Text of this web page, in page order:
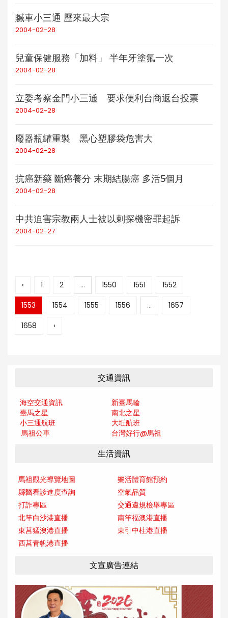
贓車小三通 歷來最大宗
2004-02-28
兒童保健服務「加料」 半年牙塗氟一次
2004-02-28
立委考察金門小三通 要求便利台商返台投票
2004-02-28
廢器瓶罐重製 黑心塑膠袋危害大
2004-02-28
抗癌新藥 斷癌養分 末期結腸癌 多活5個月
2004-02-28
中共迫害宗教兩人士被以剌探機密罪起訴
2004-02-27
‹ 1 2 ... 1550 1551
1552
1553
1554 1555 1556 ...
1657
1658
›
交通資訊
海空交通資訊
新臺馬輪
臺馬之星
南北之星
小三通航班
大坵航班
馬祖公車
台灣好行@馬祖
生活資訊
馬祖觀光導覽地圖
樂活體育館預約
縣醫看診進度查詢
空氣品質
打詐專區
交通違規檢舉專區
北竿白沙港直播
南竿福澳港直播
東莒猛澳港直播
東引中柱港直播
西莒青帆港直播
文宣廣告連結